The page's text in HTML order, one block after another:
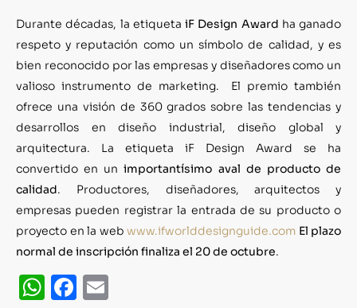
Durante décadas, la etiqueta iF Design Award ha ganado
respeto y reputación como un símbolo de calidad, y es
bien reconocido por las empresas y diseñadores como un
valioso instrumento de marketing. El premio también
ofrece una visión de 360 grados sobre las tendencias y
desarrollos en diseño industrial, diseño global y
arquitectura. La etiqueta iF Design Award se ha
convertido en unimportantísimo aval de producto de
calidad. Productores, diseñadores, arquitectos y
empresas pueden registrar la entrada de su producto o
proyecto en la web www.ifworlddesignguide.com El plazo
normal de inscripción finaliza el 20 de octubre.
WhatsApp
Facebook